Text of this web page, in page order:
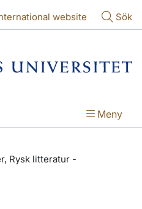
website Sök
Meny
Rysk litteratur -